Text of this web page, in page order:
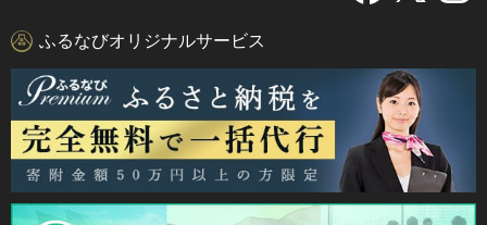
ふるなびオリジナルサービス